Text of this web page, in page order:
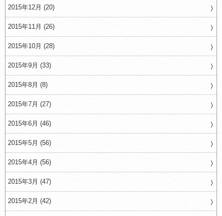
2015年12月 (20)
2015年11月 (26)
2015年10月 (28)
2015年9月 (33)
2015年8月 (8)
2015年7月 (27)
2015年6月 (46)
2015年5月 (56)
2015年4月 (56)
2015年3月 (47)
2015年2月 (42)